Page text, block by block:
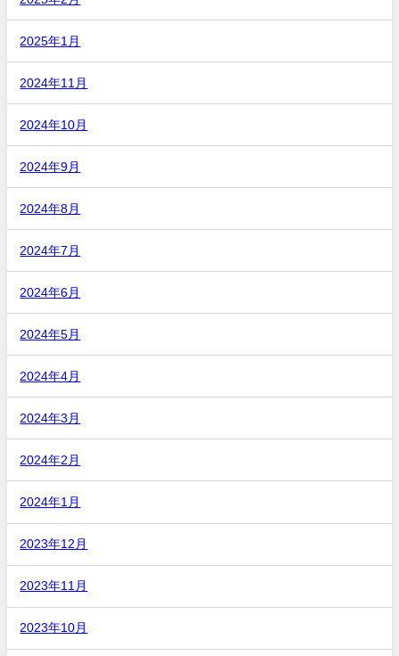
2025年1月
2024年11月
2024年10月
2024年9月
2024年8月
2024年7月
2024年6月
2024年5月
2024年4月
2024年3月
2024年2月
2024年1月
2023年12月
2023年11月
2023年10月